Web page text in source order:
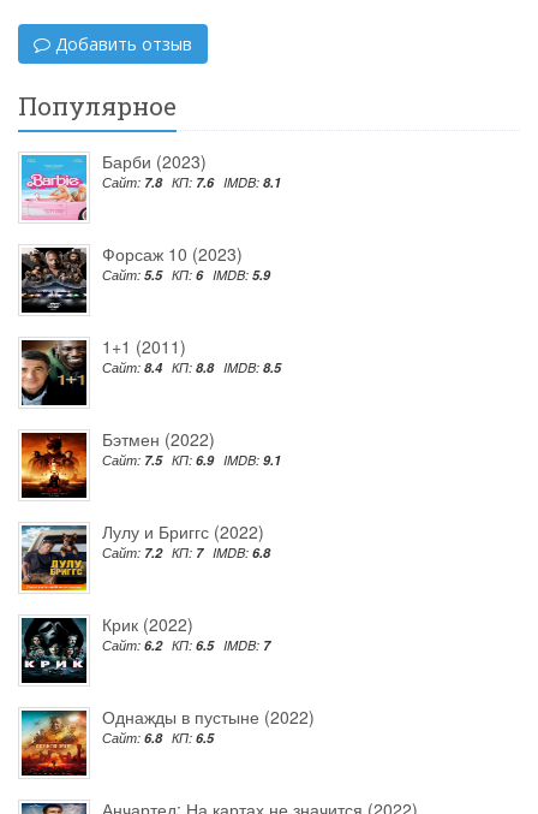
Добавить отзыв
Популярное
Барби (2023)
Сайт: 7.8 КП: 7.6 IMDB: 8.1
Форсаж 10 (2023)
Сайт: 5.5 КП: 6 IMDB: 5.9
1+1 (2011)
Сайт: 8.4 КП: 8.8 IMDB: 8.5
Бэтмен (2022)
Сайт: 7.5 КП: 6.9 IMDB: 9.1
Лулу и Бриггс (2022)
Сайт: 7.2 КП: 7 IMDB: 6.8
Крик (2022)
Сайт: 6.2 КП: 6.5 IMDB: 7
Однажды в пустыне (2022)
Сайт: 6.8 КП: 6.5
Анчартед: На картах не значится (2022)